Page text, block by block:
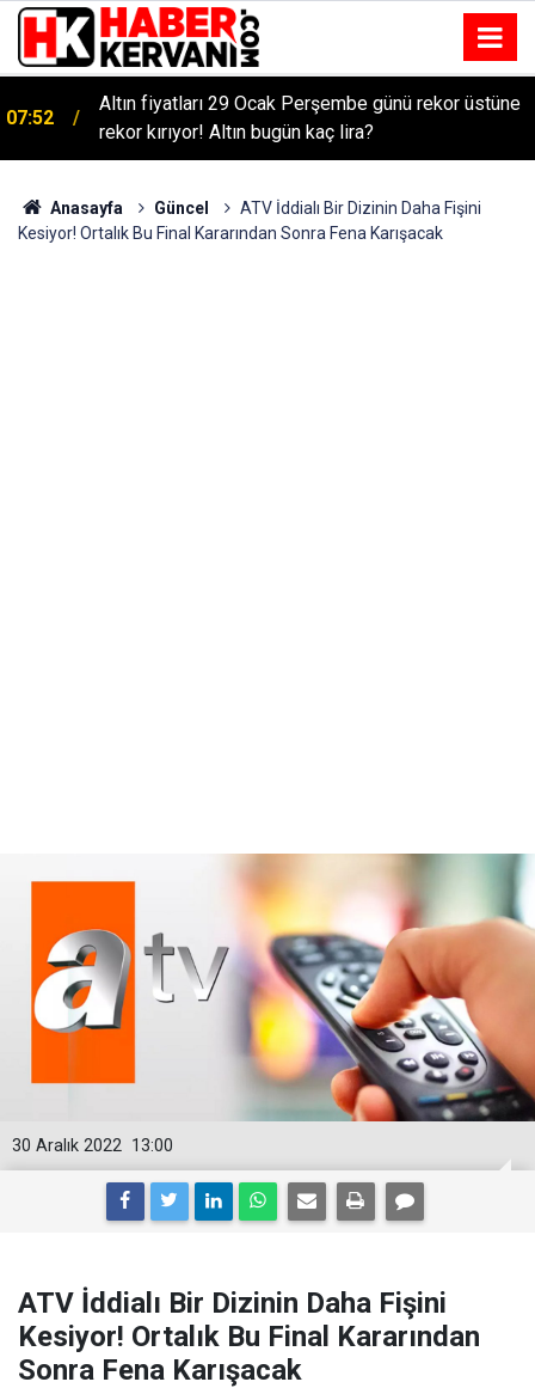
07:52
Altın fiyatları 29 Ocak Perşembe günü rekor üstüne
rekor kırıyor! Altın bugün kaç lira?
Anasayfa Güncel
ATV İddialı Bir Dizinin Daha Fişini
Kesiyor! Ortalık Bu Final Kararından Sonra Fena Karışacak
13:00
30 Aralık 2022
ATV İddialı Bir Dizinin Daha Fişini
Kesiyor! Ortalık Bu Final Kararından
Sonra Fena Karışacak